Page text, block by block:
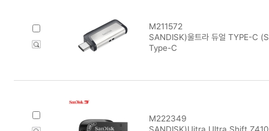
M211572
SANDISK)울트라 듀얼 TYPE-C
Type-C
M222349
SANDISK)Uitra Ultra Shift